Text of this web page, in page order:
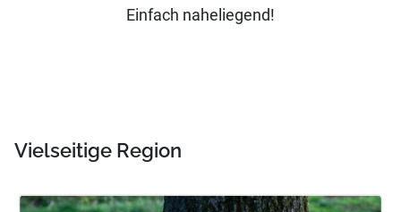
Einfach naheliegend!
Vielseitige Region